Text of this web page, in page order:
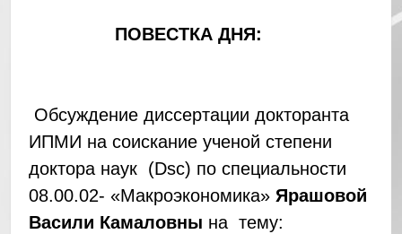
ПОВЕСТКА ДНЯ:
Обсуждение диссертации докторанта
ИПМИ на соискание ученой степени
доктора наук (Dsc) по специальности
08.00.02- «Макроэкономика» Ярашовой
Васили Камаловны на тему: